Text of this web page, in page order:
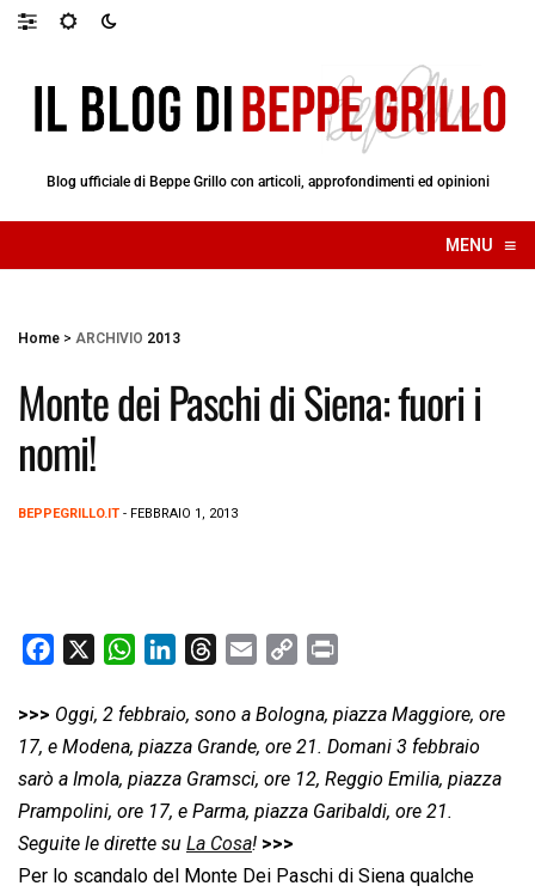
Blog ufficiale di Beppe Grillo con articoli, approfondimenti ed opinioni
MENU ≡
☰
Home > ARCHIVIO 2013
Monte dei Paschi di Siena: fuori i
nomi!
BEPPEGRILLO.IT - FEBBRAIO 1, 2013
c
e
b
o
o
k
W
a
t
s
A
p
p
n
k
e
d
I
n
r
e
a
d
s
a
p
y
L
i
k
i
n
t
>>> Oggi, 2 febbraio, sono a Bologna, piazza Maggiore, ore
17, e Modena, piazza Grande, ore 21. Domani 3 febbraio
sarò a Imola, piazza Gramsci, ore 12, Reggio Emilia, piazza
Prampolini, ore 17, e Parma, piazza Garibaldi, ore 21.
Seguite le dirette su La Cosa! >>>
Per lo scandalo del Monte Dei Paschi di Siena qualche